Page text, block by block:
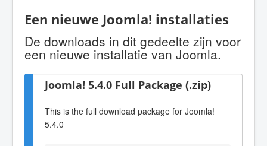
Een nieuwe Joomla! installaties
De downloads in dit gedeelte zijn voor
een nieuwe installatie van Joomla.
Joomla! 5.4.0 Full Package (.zip)
This is the full download package for Joomla!
5.4.0